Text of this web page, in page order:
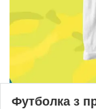
Футболка з